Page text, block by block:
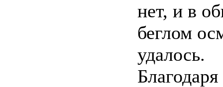
нет, и в
беглом
удалось.